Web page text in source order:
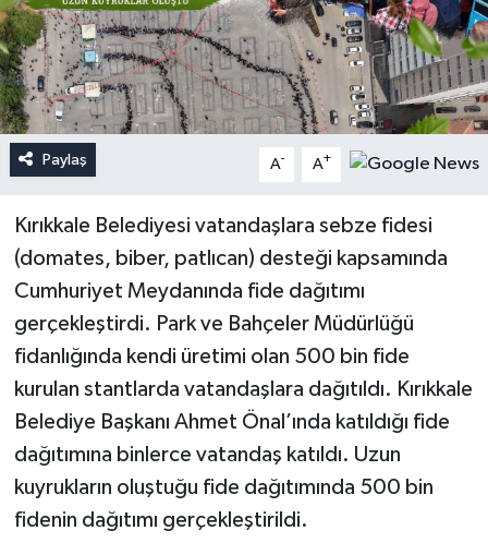
Paylaş A- A+
Kırıkkale Belediyesi vatandaşlara sebze fidesi
(domates, biber, patlıcan) desteği kapsamında
Cumhuriyet Meydanında fide dağıtımı
gerçekleştirdi. Park ve Bahçeler Müdürlüğü
fidanlığında kendi üretimi olan 500 bin fide
kurulan stantlarda vatandaşlara dağıtıldı. Kırıkkale
Belediye Başkanı Ahmet Önal’ında katıldığı fide
dağıtımına binlerce vatandaş katıldı. Uzun
kuyrukların oluştuğu fide dağıtımında 500 bin
fidenin dağıtımı gerçekleştirildi.